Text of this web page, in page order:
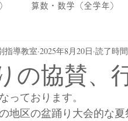
算数・数学（全学年）
己肯定感・モチベーション
の協賛、
指導教室 2025年8月20日 読了時
っております。
地区の盆踊り大会的な